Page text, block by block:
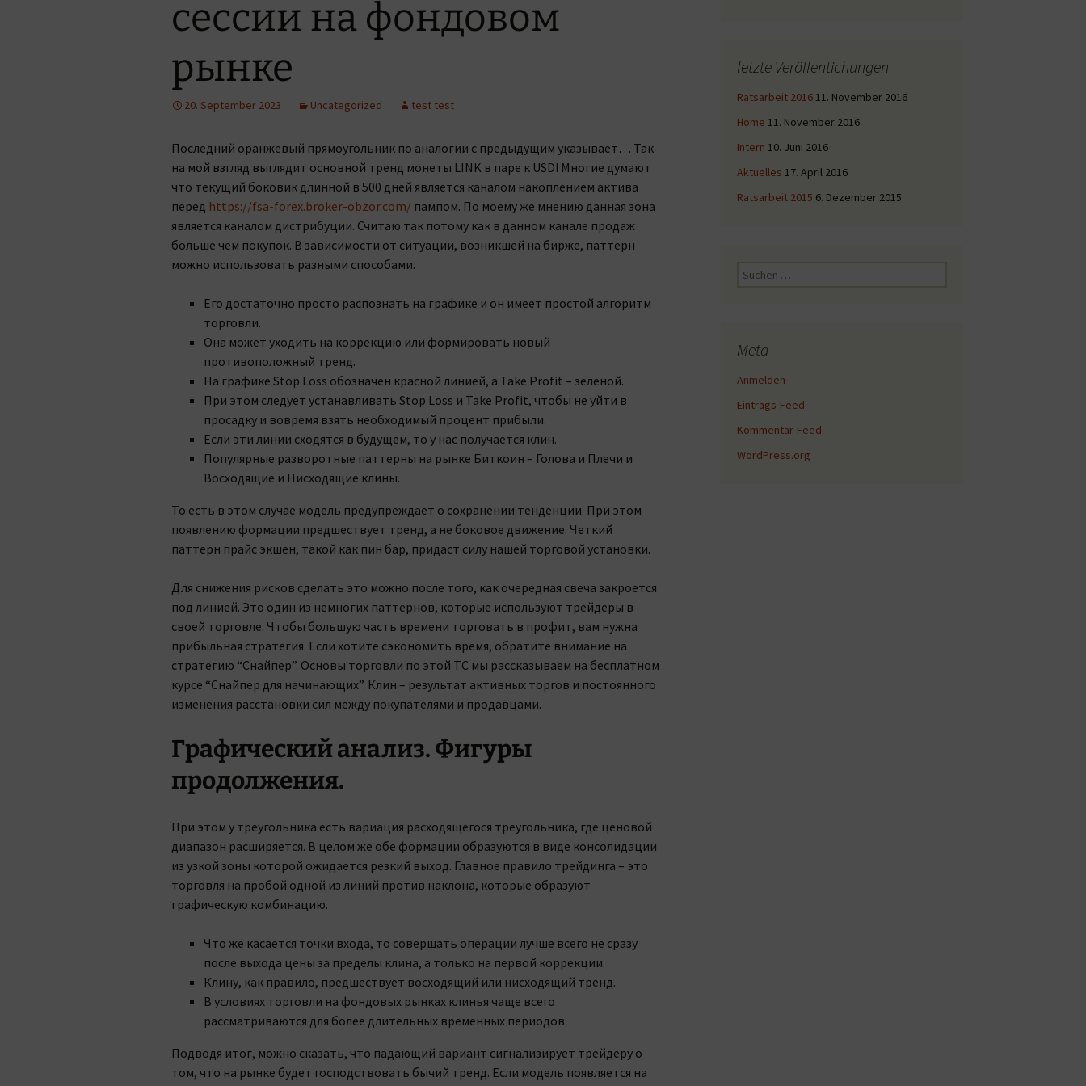
сессии на фондовом
рынке
20. September 2023 Uncategorized test test
Последний оранжевый прямоугольник по аналогии с предыдущим указывает… Так
на мой взгляд выглядит основной тренд монеты LINK в паре к USD! Многие думают
что текущий боковик длинной в 500 дней является каналом накоплением актива
перед https://fsa-forex.broker-obzor.com/ пампом. По моему же мнению данная зона
является каналом дистрибуции. Считаю так потому как в данном канале продаж
больше чем покупок. В зависимости от ситуации, возникшей на бирже, паттерн
можно использовать разными способами.
Его достаточно просто распознать на графике и он имеет простой алгоритм
торговли.
Она может уходить на коррекцию или формировать новый
противоположный тренд.
На графике Stop Loss обозначен красной линией, а Take Profit – зеленой.
При этом следует устанавливать Stop Loss и Take Profit, чтобы не уйти в
просадку и вовремя взять необходимый процент прибыли.
Если эти линии сходятся в будущем, то у нас получается клин.
Популярные разворотные паттерны на рынке Биткоин – Голова и Плечи и
Восходящие и Нисходящие клины.
То есть в этом случае модель предупреждает о сохранении тенденции. При этом
появлению формации предшествует тренд, а не боковое движение. Четкий
паттерн прайс экшен, такой как пин бар, придаст силу нашей торговой установки.
Для снижения рисков сделать это можно после того, как очередная свеча закроется
под линией. Это один из немногих паттернов, которые используют трейдеры в
своей торговле. Чтобы большую часть времени торговать в профит, вам нужна
прибыльная стратегия. Если хотите сэкономить время, обратите внимание на
стратегию “Снайпер”. Основы торговли по этой ТС мы рассказываем на бесплатном
курсе “Снайпер для начинающих”. Клин – результат активных торгов и постоянного
изменения расстановки сил между покупателями и продавцами.
Графический анализ. Фигуры
продолжения.
При этом у треугольника есть вариация расходящегося треугольника, где ценовой
диапазон расширяется. В целом же обе формации образуются в виде консолидации
из узкой зоны которой ожидается резкий выход. Главное правило трейдинга – это
торговля на пробой одной из линий против наклона, которые образуют
графическую комбинацию.
Что же касается точки входа, то совершать операции лучше всего не сразу
после выхода цены за пределы клина, а только на первой коррекции.
Клину, как правило, предшествует восходящий или нисходящий тренд.
В условиях торговли на фондовых рынках клинья чаще всего
рассматриваются для более длительных временных периодов.
Подводя итог, можно сказать, что падающий вариант сигнализирует трейдеру о
том, что на рынке будет господствовать бычий тренд. Если модель появляется на
letzte Veröffentichungen
Ratsarbeit 2016 11. November 2016
Home 11. November 2016
Intern 10. Juni 2016
Aktuelles 17. April 2016
Ratsarbeit 2015 6. Dezember 2015
Suche
Meta
Anmelden
Eintrags-Feed
Kommentar-Feed
WordPress.org